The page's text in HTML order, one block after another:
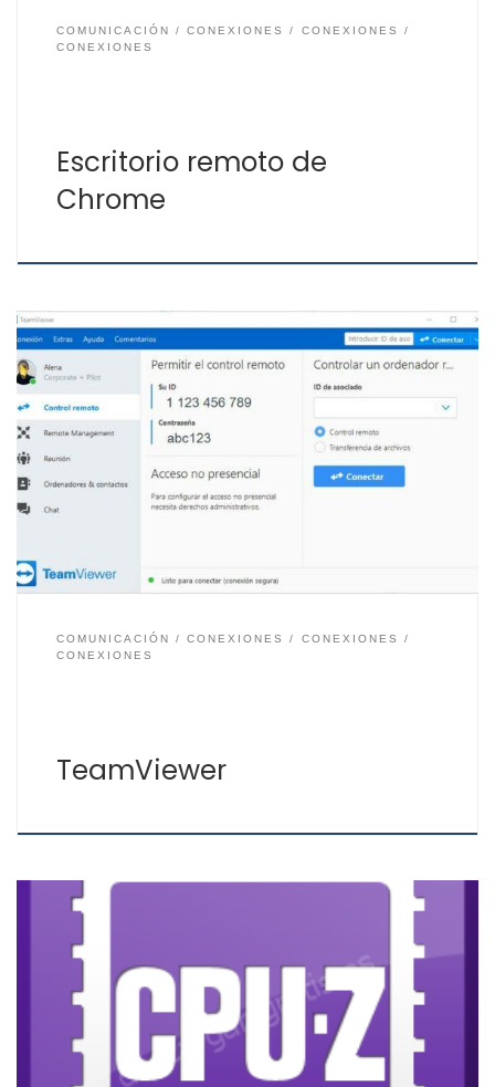
COMUNICACIÓN CONEXIONES
CONEXIONES
CONEXIONES
Escritorio remoto de
Chrome
El acceso remoto a otros equipos tanto en el ámbito
particular como profesional se ha convertido en una
gran herramienta para el día a día. Ya sea para
acceder a un ordenador remotamente para trabajar o
por ocio. El teletrabajo se ha convertido en una
modalidad que cada vez cobra […]
COMUNICACIÓN CONEXIONES
CONEXIONES
CONEXIONES
TeamViewer
Su primer lanzamiento fue en 1999 y desde entonces se
sigue usando tanto en el ámbito particular como
profesional, ya que CPU-Z a parte de ser una aplicación
gratis es sencilla y completa. Con CPU-Z podemos ver
la información de nuestro procesador, placa base,
memoria y gráfica del ordenador e […]